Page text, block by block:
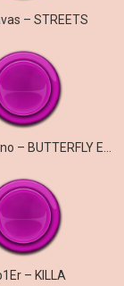
– STREETS
– KILLA